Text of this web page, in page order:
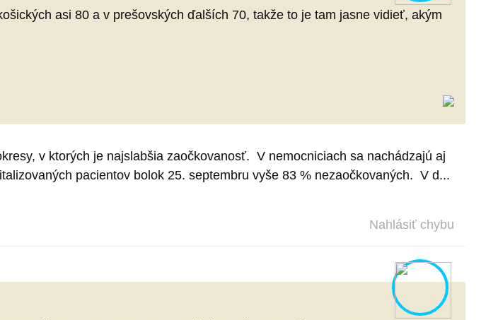
asi 80 a v prešovských ďalších 70, takže to je tam jasne vidieť, akým
v ktorých je najslabšia zaočkovanosť. V nemocniciach sa nachádzajú aj
pacientov bolok 25. septembru vyše 83 % nezaočkovaných. V d...
Nahlásiť chybu